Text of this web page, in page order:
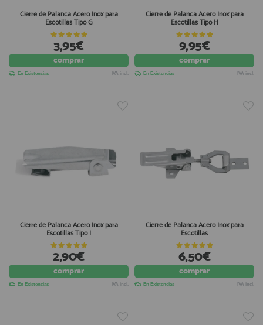
Cierre de Palanca Acero Inox para
Escotillas Tipo G
3,95€
comprar
En Existencias IVA incl.
Cierre de Palanca Acero Inox para
Escotillas Tipo H
9,95€
comprar
En Existencias IVA incl.
Cierre de Palanca Acero Inox para
Escotillas Tipo I
2,90€
comprar
En Existencias IVA incl.
Cierre de Palanca Acero Inox para
Escotillas
6,50€
comprar
En Existencias IVA incl.